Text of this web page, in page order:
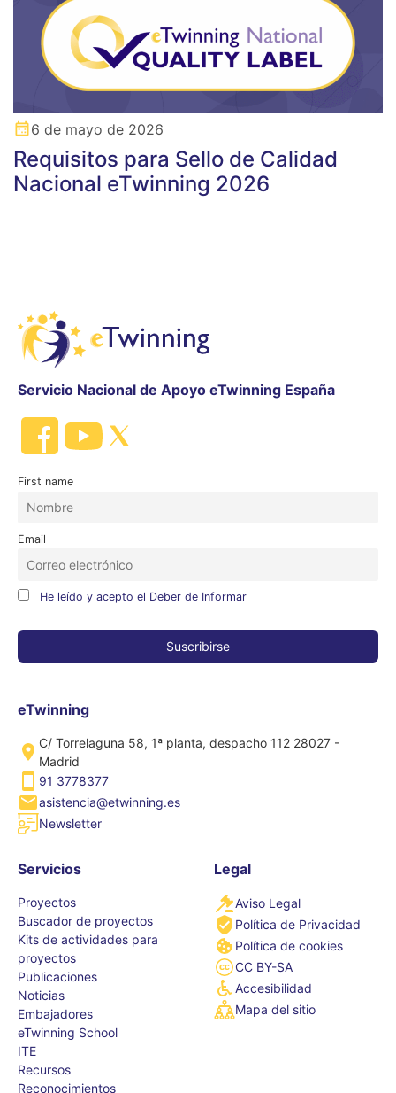
6 de mayo de 2026
Requisitos para Sello de Calidad
Nacional eTwinning 2026
Servicio Nacional de Apoyo eTwinning España
First name
Email
He leído y acepto el Deber de Informar
eTwinning
C/ Torrelaguna 58, 1ª planta, despacho 112 28027 -
Madrid
91 3778377
asistencia@etwinning.es
Newsletter
Servicios
Proyectos
Buscador de proyectos
Kits de actividades para
proyectos
Publicaciones
Noticias
Embajadores
eTwinning School
ITE
Recursos
Reconocimientos
Legal
Aviso Legal
Política de Privacidad
Política de cookies
CC BY-SA
Accesibilidad
Mapa del sitio